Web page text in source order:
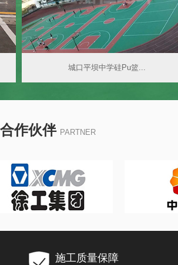
城口平坝中学硅Pu篮...
合作伙伴 PARTNER
施工质量保障